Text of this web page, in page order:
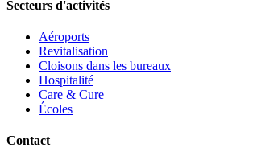
Secteurs d'activités
Aéroports
Revitalisation
Cloisons dans les bureaux
Hospitalité
Care & Cure
Écoles
Contact